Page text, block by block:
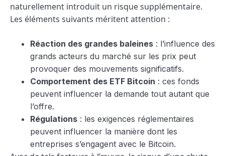
naturellement introduit un risque supplémentaire.
Les éléments suivants méritent attention :
Réaction des grandes baleines : l’influence des
grands acteurs du marché sur les prix peut
provoquer des mouvements significatifs.
Comportement des ETF Bitcoin : ces fonds
peuvent influencer la demande tout autant que
l’offre.
Régulations : les exigences réglementaires
peuvent influencer la manière dont les
entreprises s’engagent avec le Bitcoin.